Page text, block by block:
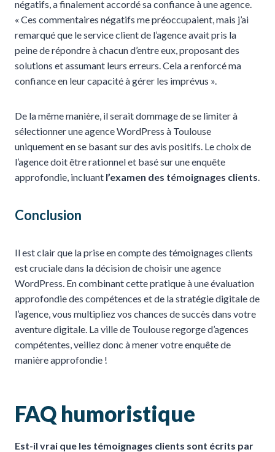
négatifs, a finalement accordé sa confiance à une agence.
« Ces commentaires négatifs me préoccupaient, mais j’ai
remarqué que le service client de l’agence avait pris la
peine de répondre à chacun d’entre eux, proposant des
solutions et assumant leurs erreurs. Cela a renforcé ma
confiance en leur capacité à gérer les imprévus ».
De la même manière, il serait dommage de se limiter à
sélectionner une agence WordPress à Toulouse
uniquement en se basant sur des avis positifs. Le choix de
l’agence doit être rationnel et basé sur une enquête
approfondie, incluant l’examen des témoignages clients.
Conclusion
Il est clair que la prise en compte des témoignages clients
est cruciale dans la décision de choisir une agence
WordPress. En combinant cette pratique à une évaluation
approfondie des compétences et de la stratégie digitale de
l’agence, vous multipliez vos chances de succès dans votre
aventure digitale. La ville de Toulouse regorge d’agences
compétentes, veillez donc à mener votre enquête de
manière approfondie !
FAQ humoristique
Est-il vrai que les témoignages clients sont écrits par